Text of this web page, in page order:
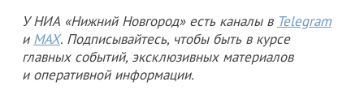
У НИА «Нижний Новгород» есть каналы в Telegram
и MAX. Подписывайтесь, чтобы быть в курсе
главных событий, эксклюзивных материалов
и оперативной информации.